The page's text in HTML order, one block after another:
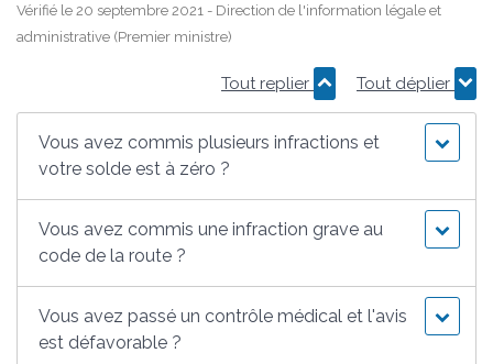
Vérifié le 20 septembre 2021 - Direction de l'information légale et
administrative (Premier ministre)
Tout replier Tout déplier
Vous avez commis plusieurs infractions et
votre solde est à zéro ?
Vous avez commis une infraction grave au
code de la route ?
Vous avez passé un contrôle médical et l'avis
est défavorable ?